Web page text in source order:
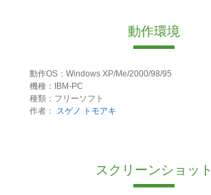
動作環境
動作OS：Windows XP/Me/2000/98/95
機種：IBM-PC
種類：フリーソフト
作者：
スゲノ トモアキ
スクリーンショット